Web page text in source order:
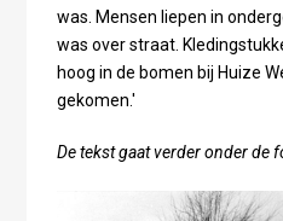
was. Mensen liepen in
was over straat.
hoog in de bomen bij Huize
gekomen.'
De tekst gaat verder onder de